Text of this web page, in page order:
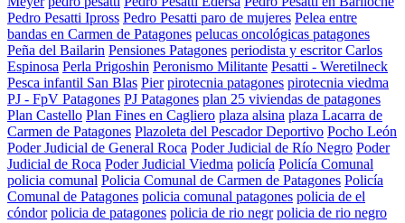
Pedro Pesatti Ipross Pedro Pesatti paro de mujeres Pelea entre
bandas en Carmen de Patagones pelucas oncológicas patagones
Peña del Bailarin Pensiones Patagones periodista y escritor Carlos
Espinosa Perla Prigoshin Peronismo Militante Pesatti - Weretilneck
Pesca infantil San Blas Pier pirotecnia patagones pirotecnia viedma
PJ - FpV Patagones PJ Patagones plan 25 viviendas de patagones
Plan Castello Plan Fines en Cagliero plaza alsina plaza Lacarra de
Carmen de Patagones Plazoleta del Pescador Deportivo Pocho León
Poder Judicial de General Roca Poder Judicial de Río Negro Poder
Judicial de Roca Poder Judicial Viedma policía Policía Comunal
policia comunal Policia Comunal de Carmen de Patagones Policía
Comunal de Patagones policia comunal patagones policia de el
cóndor policia de patagones policia de rio negr policia de rio negro